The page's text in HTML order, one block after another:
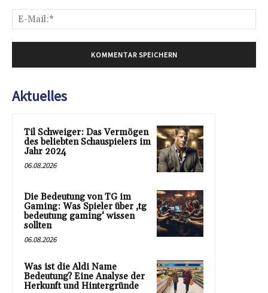
Aktuelles
Til Schweiger: Das Vermögen
des beliebten Schauspielers im
Jahr 2024
06.08.2026
Die Bedeutung von TG im
Gaming: Was Spieler über ‚tg
bedeutung gaming‘ wissen
sollten
06.08.2026
Was ist die Aldi Name
Bedeutung? Eine Analyse der
Herkunft und Hintergründe